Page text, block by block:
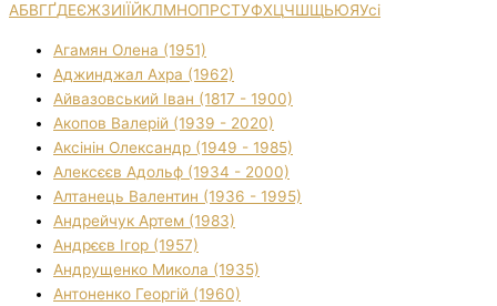
АБВГҐДЕЄЖЗИІЇЙКЛМНОПРСТУФХЦЧШЩЬЮЯУсі
Агамян Олена (1951)
Аджинджал Ахра (1962)
Айвазовський Іван (1817 - 1900)
Акопов Валерій (1939 - 2020)
Аксінін Олександр (1949 - 1985)
Алексєєв Адольф (1934 - 2000)
Алтанець Валентин (1936 - 1995)
Андрейчук Артем (1983)
Андрєєв Ігор (1957)
Андрущенко Микола (1935)
Антоненко Георгій (1960)